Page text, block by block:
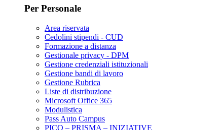
Per Personale
Area riservata
Cedolini stipendi - CUD
Formazione a distanza
Gestionale privacy - DPM
Gestione credenziali istituzionali
Gestione bandi di lavoro
Gestione Rubrica
Liste di distribuzione
Microsoft Office 365
Modulistica
Pass Auto Campus
PICO – PRISMA – INIZIATIVE